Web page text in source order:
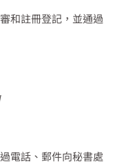
和註冊登記，並通過
電話、郵件向秘書處